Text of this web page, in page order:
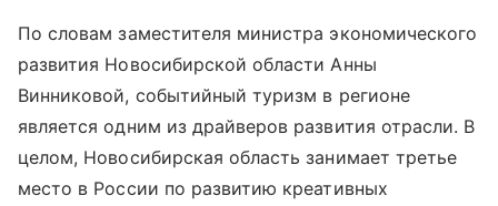
По словам заместителя министра экономического
развития Новосибирской области Анны
Винниковой, событийный туризм в регионе
является одним из драйверов развития отрасли. В
целом, Новосибирская область занимает третье
место в России по развитию креативных